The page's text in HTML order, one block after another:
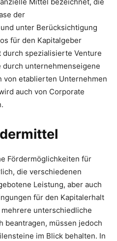
der
unter Berücksichtigung
für den Kapitalgeber
spezialisierte Venture
unternehmenseigene
von etablierten Unternehmen
auch von Corporate
Fördermöglichkeiten für
die verschiedenen
Leistung, aber auch
für den Kapitalerhalt
unterschiedliche
beantragen, müssen jedoch
im Blick behalten. In